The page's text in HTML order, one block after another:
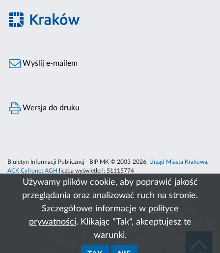
Używamy plików cookie, aby poprawić jakość
przeglądania oraz analizować ruch na stronie.
Szczegółowe informacje w polityce
prywatności. Klikając "Tak", akceptujesz te
warunki.
Wyślij e-mailem
Wersja do druku
Biuletyn Informacji Publicznej - BIP MK © 2003-2026, Urząd Miasta Krakowa,
ACK Cyfronet AGH
liczba wyświetleń: 51115774